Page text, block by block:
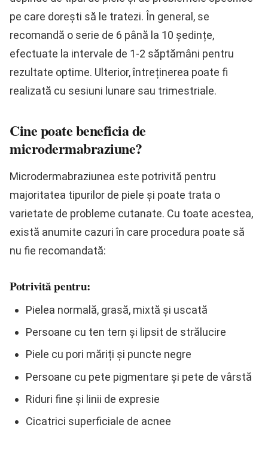
pe care dorești să le tratezi. În general, se
recomandă o serie de 6 până la 10 ședințe,
efectuate la intervale de 1-2 săptămâni pentru
rezultate optime. Ulterior, întreținerea poate fi
realizată cu sesiuni lunare sau trimestriale.
Cine poate beneficia de
microdermabraziune?
Microdermabraziunea este potrivită pentru
majoritatea tipurilor de piele și poate trata o
varietate de probleme cutanate. Cu toate acestea,
există anumite cazuri în care procedura poate să
nu fie recomandată:
Potrivită pentru:
Pielea normală, grasă, mixtă și uscată
Persoane cu ten tern și lipsit de strălucire
Piele cu pori măriți și puncte negre
Persoane cu pete pigmentare și pete de vârstă
Riduri fine și linii de expresie
Cicatrici superficiale de acnee